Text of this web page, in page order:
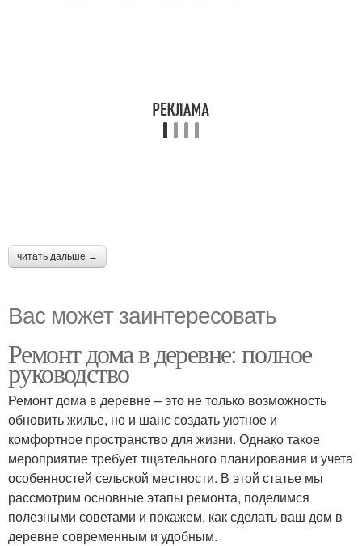
читать дальше →
Вас может заинтересовать
Ремонт дома в деревне: полное
руководство
Ремонт дома в деревне – это не только возможность
обновить жилье, но и шанс создать уютное и
комфортное пространство для жизни. Однако такое
мероприятие требует тщательного планирования и учета
особенностей сельской местности. В этой статье мы
рассмотрим основные этапы ремонта, поделимся
полезными советами и покажем, как сделать ваш дом в
деревне современным и удобным.